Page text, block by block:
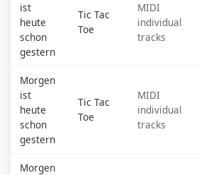
ist
heute
schon
gestern
Tic Tac
Toe
MIDI
individual
tracks
Morgen
ist
heute
schon
gestern
Tic Tac
Toe
MIDI
individual
tracks
Morgen